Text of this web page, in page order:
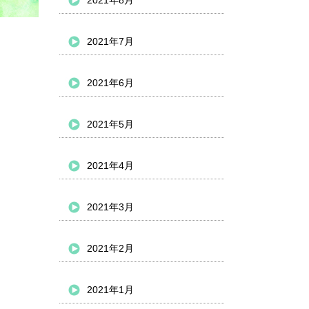
2021年7月
2021年6月
2021年5月
2021年4月
2021年3月
2021年2月
2021年1月